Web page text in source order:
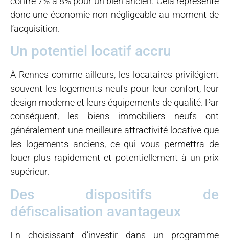
donc une économie non négligeable au moment de
l’acquisition.
Un potentiel locatif accru
À Rennes comme ailleurs, les locataires privilégient
souvent les logements neufs pour leur confort, leur
design moderne et leurs équipements de qualité. Par
conséquent, les biens immobiliers neufs ont
généralement une meilleure attractivité locative que
les logements anciens, ce qui vous permettra de
louer plus rapidement et potentiellement à un prix
supérieur.
Des dispositifs de
défiscalisation avantageux
En choisissant d’investir dans un programme